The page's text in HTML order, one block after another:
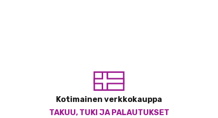
Kotimainen verkkokauppa
TAKUU, TUKI JA PALAUTUKSET